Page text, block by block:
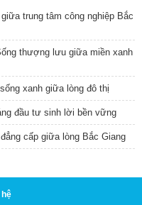
trung tâm công nghiệp Bắc
thượng lưu giữa miền xanh
xanh giữa lòng đô thị
đầu tư sinh lời bền vững
cấp giữa lòng Bắc Giang
hệ